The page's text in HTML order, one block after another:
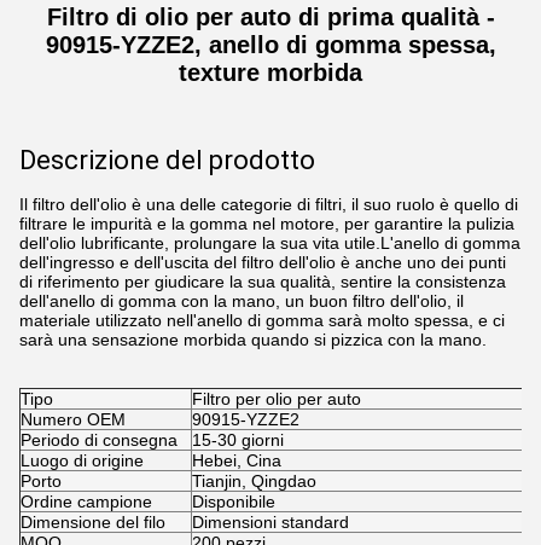
Filtro di olio per auto di prima qualità -
90915-YZZE2, anello di gomma spessa,
texture morbida
Descrizione del prodotto
Il filtro dell'olio è una delle categorie di filtri, il suo ruolo è quello di
filtrare le impurità e la gomma nel motore, per garantire la pulizia
dell'olio lubrificante, prolungare la sua vita utile.L'anello di gomma
dell'ingresso e dell'uscita del filtro dell'olio è anche uno dei punti
di riferimento per giudicare la sua qualità, sentire la consistenza
dell'anello di gomma con la mano, un buon filtro dell'olio, il
materiale utilizzato nell'anello di gomma sarà molto spessa, e ci
sarà una sensazione morbida quando si pizzica con la mano.
Tipo
Filtro per olio per auto
Numero OEM
90915-YZZE2
Periodo di consegna
15-30 giorni
Luogo di origine
Hebei, Cina
Porto
Tianjin, Qingdao
Ordine campione
Disponibile
Dimensione del filo
Dimensioni standard